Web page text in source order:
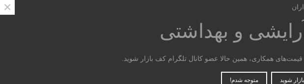
و بهداشتی
همکاری، همین حالا عضو کانال تلگرام کف بازار شوید.
شوید متوجه شدم!
×